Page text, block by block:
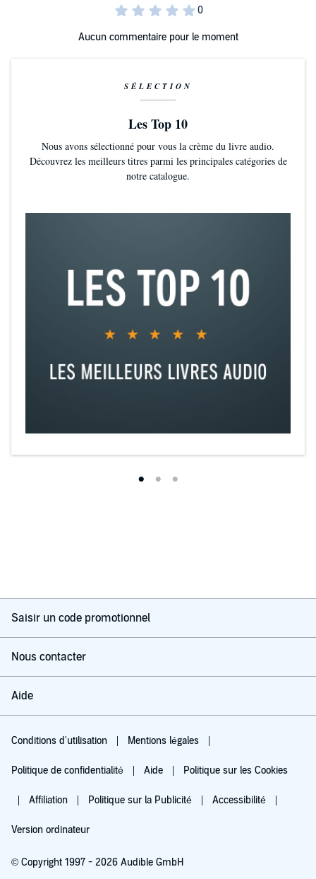
Aucun commentaire pour le moment
SÉLECTION
Les Top 10
Nous avons sélectionné pour vous la crème du livre audio.
Découvrez les meilleurs titres parmi les principales catégories de
notre catalogue.
Saisir un code promotionnel
Nous contacter
Aide
Conditions d'utilisation Mentions légales
Politique de confidentialité Aide Politique sur les Cookies
Affiliation Politique sur la Publicité Accessibilité
Version ordinateur
© Copyright 1997 - 2026 Audible GmbH